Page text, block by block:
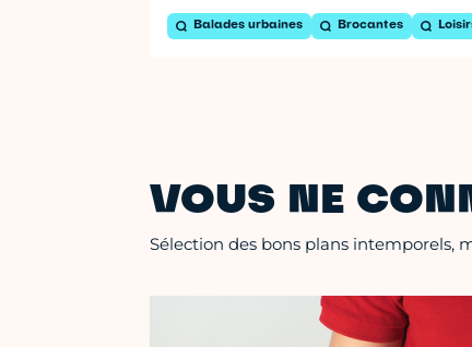
Balades urbaines Brocantes
VOUS NE
Sélection des bons plans intemporels,